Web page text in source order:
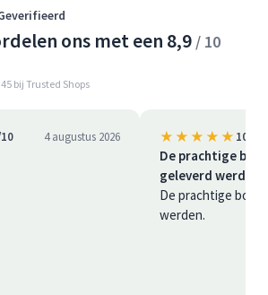
ons met een 8,9 / 10
bij Trusted Shops
4 augustus 2026 ★★★★★ 10/10
De prachtige
geleverd werd…
De prachtige
werden.